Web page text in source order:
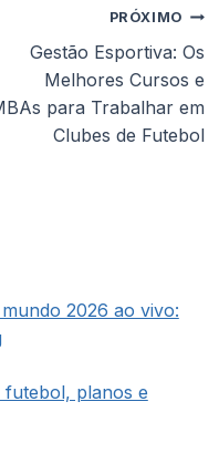
PRÓXIMO
Gestão Esportiva: Os
Melhores Cursos e
para Trabalhar em
Clubes de Futebol
2026 ao vivo:
futebol, planos e